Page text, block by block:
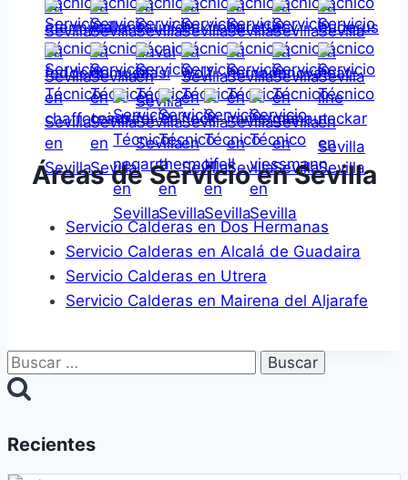
Áreas de Servicio en Sevilla
Servicio Calderas en Dos Hermanas
Servicio Calderas en Alcalá de Guadaira
Servicio Calderas en Utrera
Servicio Calderas en Mairena del Aljarafe
Buscar:
Recientes